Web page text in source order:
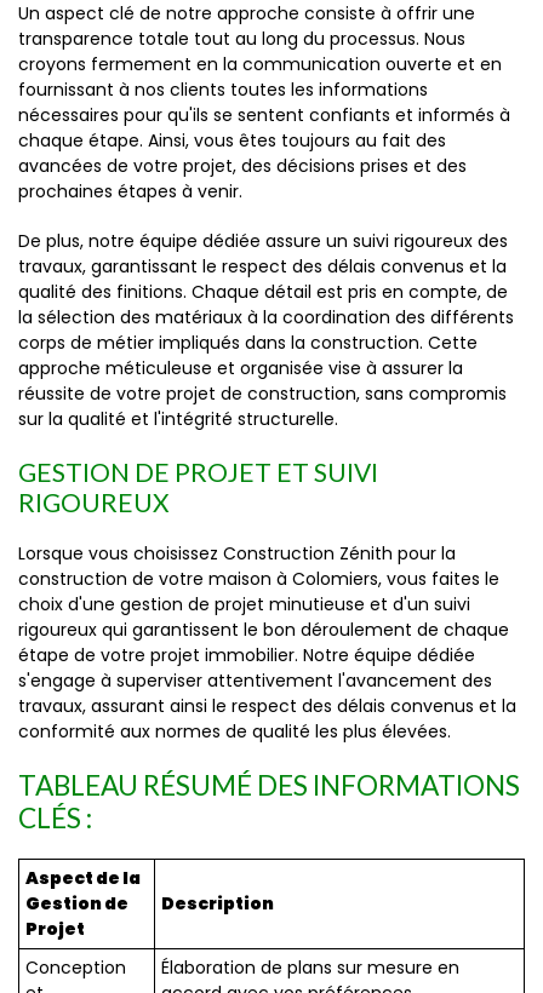
Un aspect clé de notre approche consiste à offrir une
transparence totale tout au long du processus. Nous
croyons fermement en la communication ouverte et en
fournissant à nos clients toutes les informations
nécessaires pour qu'ils se sentent confiants et informés à
chaque étape. Ainsi, vous êtes toujours au fait des
avancées de votre projet, des décisions prises et des
prochaines étapes à venir.
De plus, notre équipe dédiée assure un suivi rigoureux des
travaux, garantissant le respect des délais convenus et la
qualité des finitions. Chaque détail est pris en compte, de
la sélection des matériaux à la coordination des différents
corps de métier impliqués dans la construction. Cette
approche méticuleuse et organisée vise à assurer la
réussite de votre projet de construction, sans compromis
sur la qualité et l'intégrité structurelle.
GESTION DE PROJET ET SUIVI
RIGOUREUX
Lorsque vous choisissez Construction Zénith pour la
construction de votre maison à Colomiers, vous faites le
choix d'une gestion de projet minutieuse et d'un suivi
rigoureux qui garantissent le bon déroulement de chaque
étape de votre projet immobilier. Notre équipe dédiée
s'engage à superviser attentivement l'avancement des
travaux, assurant ainsi le respect des délais convenus et la
conformité aux normes de qualité les plus élevées.
TABLEAU RÉSUMÉ DES INFORMATIONS
CLÉS :
Aspect de la
Gestion de
Projet
Description
Conception
Élaboration de plans sur mesure en